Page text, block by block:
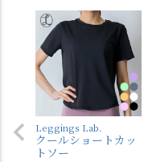
Leggings Lab.
クールショートカッ
トソー